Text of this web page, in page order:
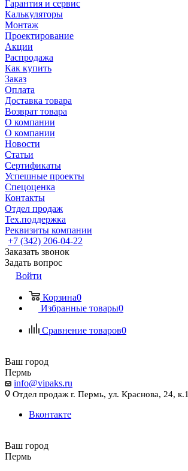
Гарантия и сервис
Калькуляторы
Монтаж
Проектирование
Акции
Распродажа
Как купить
Заказ
Оплата
Доставка товара
Возврат товара
О компании
О компании
Новости
Статьи
Сертификаты
Успешные проекты
Спецоценка
Контакты
Отдел продаж
Тех.поддержка
Реквизиты компании
+7 (342) 206-04-22
Заказать звонок
Задать вопрос
Войти
Корзина0
Избранные товары0
Сравнение товаров0
Ваш город
Пермь
info@vipaks.ru
Отдел продаж г. Пермь, ул. Краснова, 24, к.1
Вконтакте
Ваш город
Пермь